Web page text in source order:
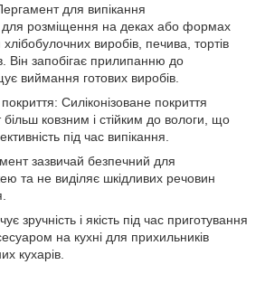
для випікання
для розміщення на деках або формах
виробів, печива, тортів
Він запобігає прилипанню до
виймання готових виробів.
Силіконізоване покриття
ковзним і стійким до вологи, що
під час випікання.
зазвичай безпечний для
та не виділяє шкідливих речовин
зручність і якість під час приготування
на кухні для прихильників
кухарів.